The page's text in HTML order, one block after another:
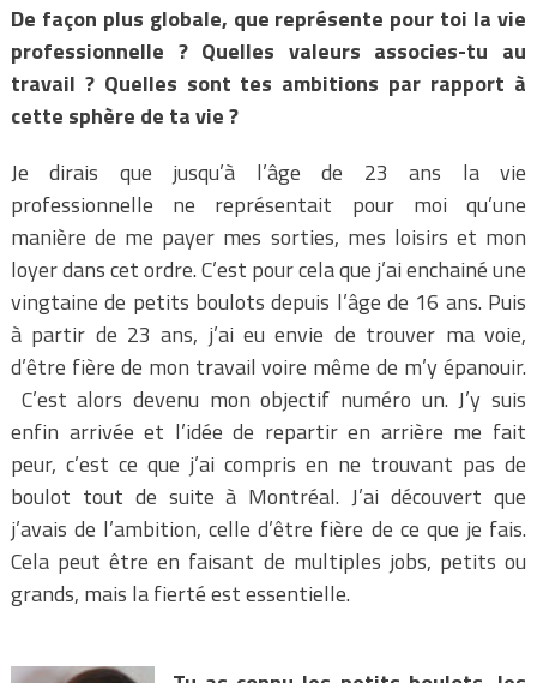
De façon plus globale, que représente pour toi la vie
professionnelle ? Quelles valeurs associes-tu au
travail ? Quelles sont tes ambitions par rapport à
cette sphère de ta vie ?
Je dirais que jusqu’à l’âge de 23 ans la vie
professionnelle ne représentait pour moi qu’une
manière de me payer mes sorties, mes loisirs et mon
loyer dans cet ordre. C’est pour cela que j’ai enchainé une
vingtaine de petits boulots depuis l’âge de 16 ans. Puis
à partir de 23 ans, j’ai eu envie de trouver ma voie,
d’être fière de mon travail voire même de m’y épanouir.
C’est alors devenu mon objectif numéro un. J’y suis
enfin arrivée et l’idée de repartir en arrière me fait
peur, c’est ce que j’ai compris en ne trouvant pas de
boulot tout de suite à Montréal. J’ai découvert que
j’avais de l’ambition, celle d’être fière de ce que je fais.
Cela peut être en faisant de multiples jobs, petits ou
grands, mais la fierté est essentielle.